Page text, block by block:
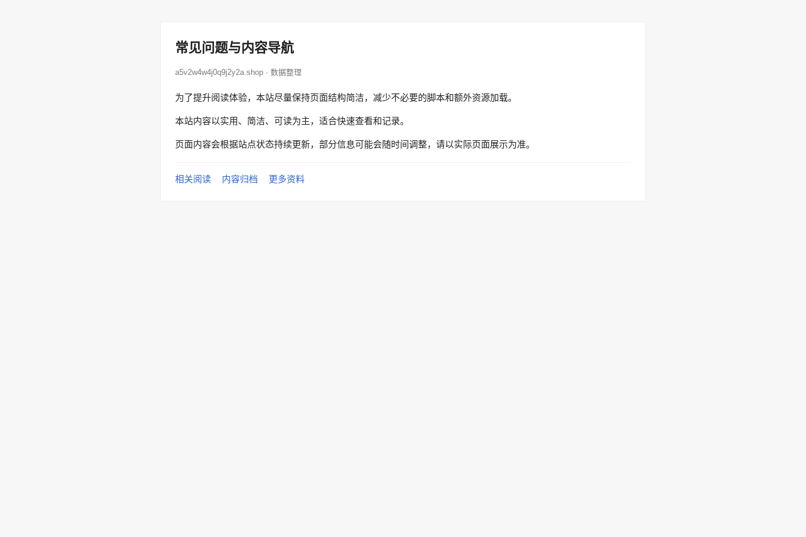
常见问题与内容导航
a5v2w4w4j0q9j2y2a.shop · 数据整理
为了提升阅读体验，本站尽量保持页面结构简洁，减少不必要的脚本和额外资源加载。
本站内容以实用、简洁、可读为主，适合快速查看和记录。
页面内容会根据站点状态持续更新，部分信息可能会随时间调整，请以实际页面展示为准。
相关阅读 内容归档 更多资料